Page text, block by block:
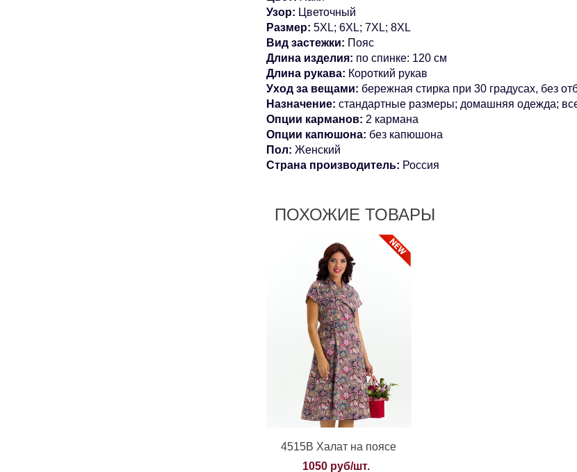
Узор: Цветочный
Размер: 5XL; 6XL; 7XL; 8XL
Вид застежки: Пояс
Длина изделия: по спинке: 120 см
Длина рукава: Короткий рукав
Уход за вещами: бережная стирка при 30 градусах, без
Назначение: стандартные размеры; домашняя одежда;
Опции карманов: 2 кармана
Опции капюшона: без капюшона
Пол: Женский
Страна производитель: Россия
ПОХОЖИЕ ТОВАРЫ
4515В Халат на поясе
1050 руб/шт.